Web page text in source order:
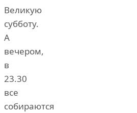
Великую
субботу.
А
вечером,
в
23.30
все
собираются